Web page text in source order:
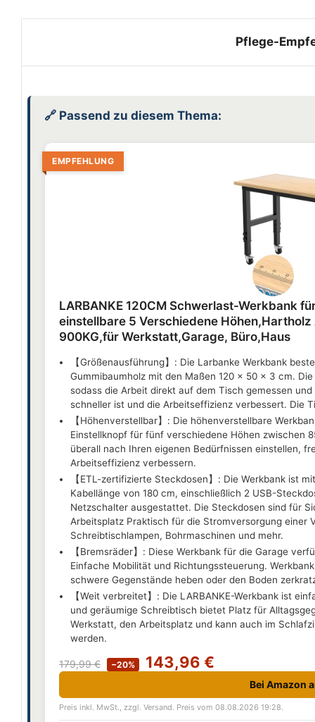
Pflege-
🔗 Passend zu diesem Thema:
EMPFEHLUNG
LARBANKE 120CM Schwerlast-Werkbank
einstellbare 5 Verschiedene
900KG,für Werkstatt,Garage, Büro,Haus
【Größenausführung】: Die Larbanke Werkbank
Gummibaumholz mit den Maßen 120 x 50 x 3 cm.
sodass die Arbeit direkt auf dem Tisch gemessen
schneller ist und die Arbeitseffizienz verbessert. Die
【Höhenverstellbar】: Die höhenverstellbare
Einstellknopf für fünf verschiedene Höhen zwischen
überall nach Ihren eigenen Bedürfnissen einstellen,
Arbeitseffizienz verbessern.
【ETL-zertifizierte Steckdosen】: Die Werkbank ist
Kabellänge von 180 cm, einschließlich 2 USB-
Netzschalter ausgestattet. Die Steckdosen sind für
Arbeitsplatz Praktisch für die Stromversorgung einer
Schreibtischlampen, Bohrmaschinen und mehr.
【Bremsräder】: Diese Werkbank für die Garage
Einfache Mobilität und Richtungssteuerung.
schwere Gegenstände heben oder den Boden
【Weit verbreitet】: Die LARBANKE-Werkbank ist
und geräumige Schreibtisch bietet Platz für
Werkstatt, den Arbeitsplatz und kann auch im
werden.
179,99 € −20% 143,96 €
Bei Amazon
Preis inkl. MwSt., zzgl. Versand. Preis vom 08.08.2026 19:28.